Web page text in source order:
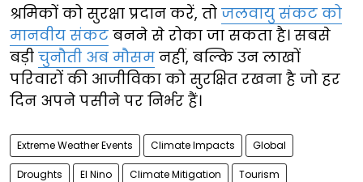
श्रमिकों को सुरक्षा प्रदान करें, तो जलवायु संकट को
मानवीय संकट बनने से रोका जा सकता है। सबसे
बड़ी चुनौती अब मौसम नहीं, बल्कि उन लाखों
परिवारों की आजीविका को सुरक्षित रखना है जो हर
दिन अपने पसीने पर निर्भर हैं।
Extreme Weather Events Climate Impacts Global
Droughts El Nino Climate Mitigation Tourism